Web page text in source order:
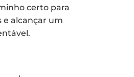
certo para
e alcançar um